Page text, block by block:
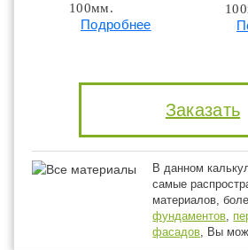
100мм.
Подробнее
Заказать
В данном
самые
материалов,
фундаментов,
фасадов, Вы